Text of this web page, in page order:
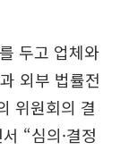
두고 업체와
외부 법률전
위원회의 결
“심의·결정